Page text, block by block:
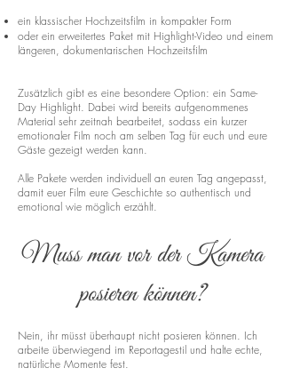
ein klassischer Hochzeitsfilm in kompakter Form
oder ein erweitertes Paket mit Highlight-Video und einem
längeren, dokumentarischen Hochzeitsfilm
Zusätzlich gibt es eine besondere Option: ein Same-
Day Highlight. Dabei wird bereits aufgenommenes
Material sehr zeitnah bearbeitet, sodass ein kurzer
emotionaler Film noch am selben Tag für euch und eure
Gäste gezeigt werden kann.
Alle Pakete werden individuell an euren Tag angepasst,
damit euer Film eure Geschichte so authentisch und
emotional wie möglich erzählt.
Muss man vor der Kamera
posieren können?
Nein, ihr müsst überhaupt nicht posieren können. Ich
arbeite überwiegend im Reportagestil und halte echte,
natürliche Momente fest.